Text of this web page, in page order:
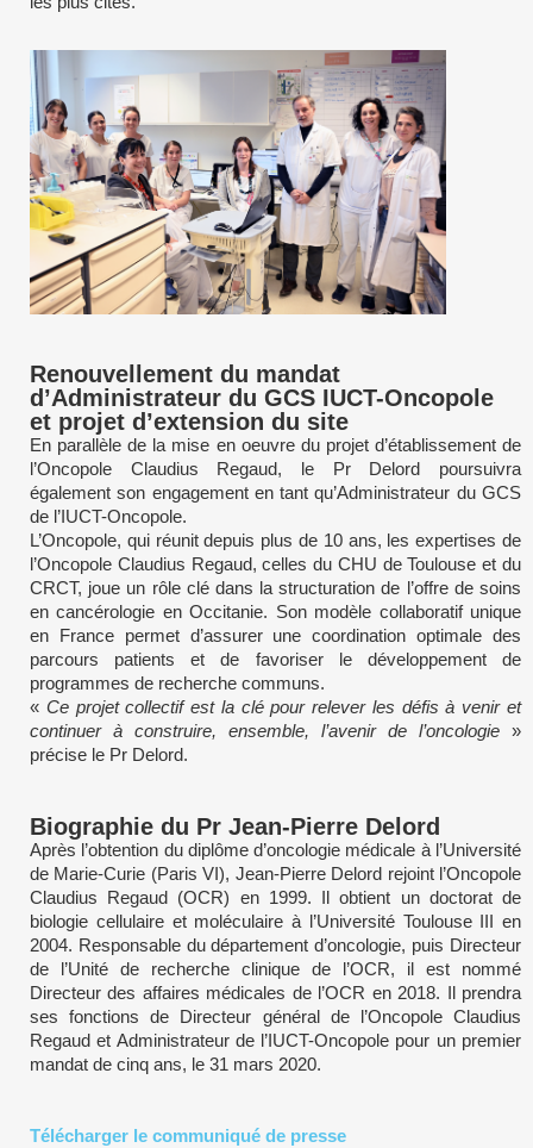
Renouvellement du mandat
d’Administrateur du GCS IUCT-Oncopole
et projet d’extension du site
En parallèle de la mise en oeuvre du projet d’établissement de
l’Oncopole Claudius Regaud, le Pr Delord poursuivra
également son engagement en tant qu’Administrateur du GCS
de l’IUCT-Oncopole.
L’Oncopole, qui réunit depuis plus de 10 ans, les expertises de
l’Oncopole Claudius Regaud, celles du CHU de Toulouse et du
CRCT, joue un rôle clé dans la structuration de l’offre de soins
en cancérologie en Occitanie. Son modèle collaboratif unique
en France permet d’assurer une coordination optimale des
parcours patients et de favoriser le développement de
programmes de recherche communs.
« Ce projet collectif est la clé pour relever les défis à venir et
continuer à construire, ensemble, l’avenir de l’oncologie »
précise le Pr Delord.
Biographie du Pr Jean-Pierre Delord
Après l’obtention du diplôme d’oncologie médicale à l’Université
de Marie-Curie (Paris VI), Jean-Pierre Delord rejoint l’Oncopole
Claudius Regaud (OCR) en 1999. Il obtient un doctorat de
biologie cellulaire et moléculaire à l’Université Toulouse III en
2004. Responsable du département d’oncologie, puis Directeur
de l’Unité de recherche clinique de l’OCR, il est nommé
Directeur des affaires médicales de l’OCR en 2018. Il prendra
ses fonctions de Directeur général de l’Oncopole Claudius
Regaud et Administrateur de l’IUCT-Oncopole pour un premier
mandat de cinq ans, le 31 mars 2020.
Télécharger le communiqué de presse